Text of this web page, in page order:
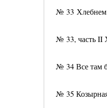
№ 33 Хлебнем
№ 33, часть II
№ 34 Все там
№ 35